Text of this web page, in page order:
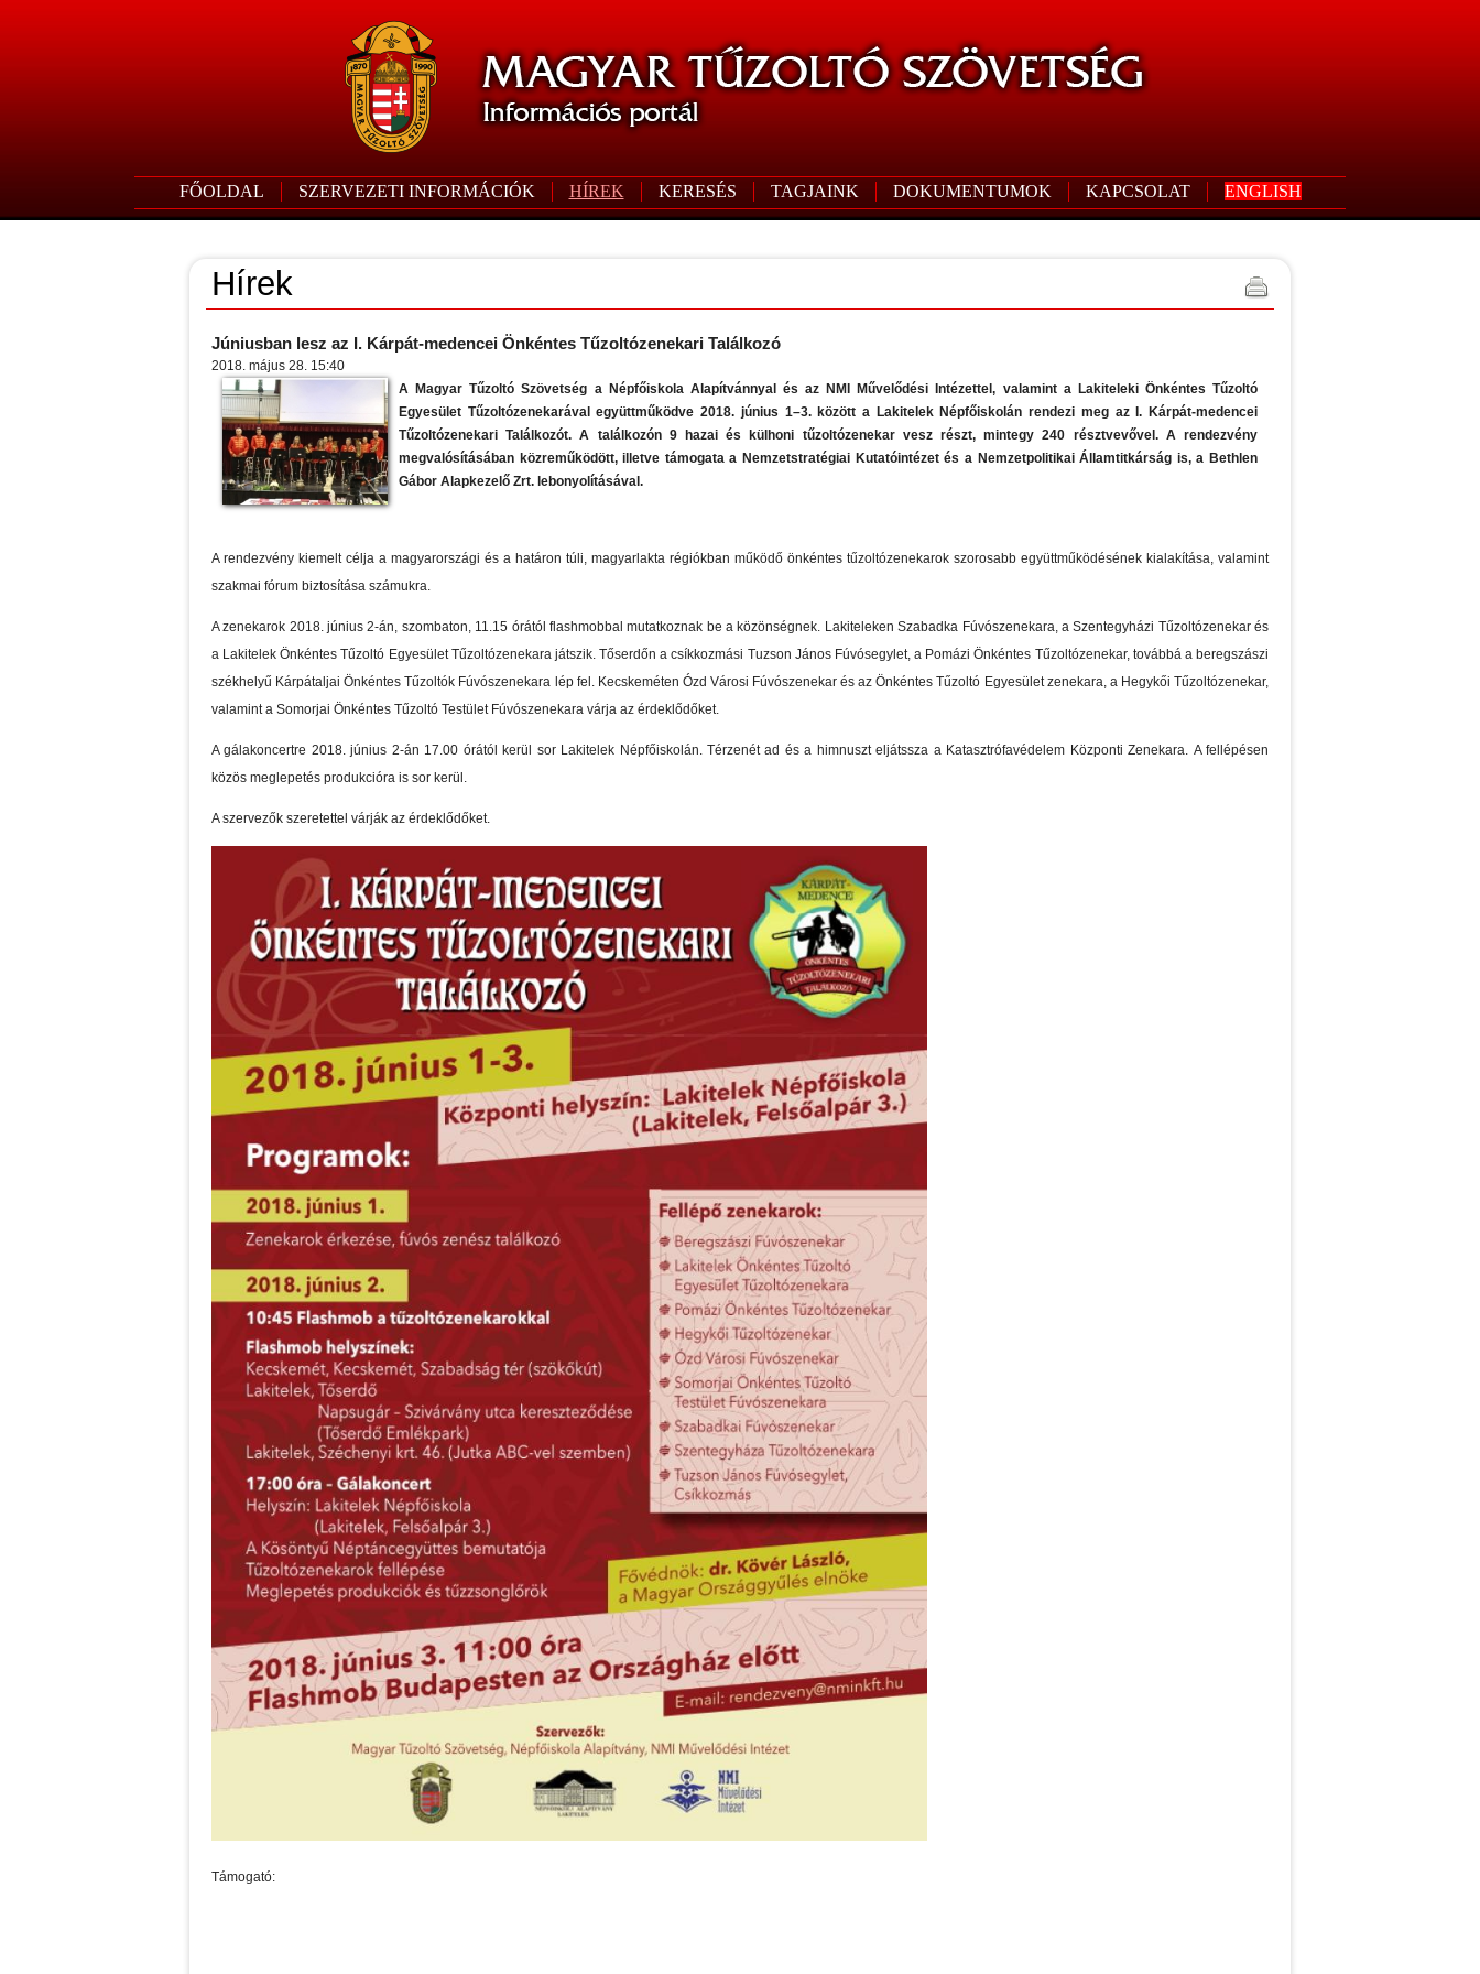
FŐOLDAL SZERVEZETI INFORMÁCIÓK HÍREK KERESÉS TAGJAINK DOKUMENTUMOK KAPCSOLAT ENGLISH
Hírek
Júniusban lesz az I. Kárpát-medencei Önkéntes Tűzoltózenekari Találkozó
2018. május 28. 15:40
A Magyar Tűzoltó Szövetség a Népfőiskola Alapítvánnyal és az NMI Művelődési Intézettel, valamint a Lakiteleki Önkéntes Tűzoltó
Egyesület Tűzoltózenekarával együttműködve 2018. június 1–3. között a Lakitelek Népfőiskolán rendezi meg az I. Kárpát-medencei
Tűzoltózenekari Találkozót. A találkozón 9 hazai és külhoni tűzoltózenekar vesz részt, mintegy 240 résztvevővel. A rendezvény
megvalósításában közreműködött, illetve támogata a Nemzetstratégiai Kutatóintézet és a Nemzetpolitikai Államtitkárság is, a Bethlen
Gábor Alapkezelő Zrt. lebonyolításával.
A rendezvény kiemelt célja a magyarországi és a határon túli, magyarlakta régiókban működő önkéntes tűzoltózenekarok szorosabb együttműködésének kialakítása, valamint
szakmai fórum biztosítása számukra.
A zenekarok 2018. június 2-án, szombaton, 11.15 órától flashmobbal mutatkoznak be a közönségnek. Lakiteleken Szabadka Fúvószenekara, a Szentegyházi Tűzoltózenekar és
a Lakitelek Önkéntes Tűzoltó Egyesület Tűzoltózenekara játszik. Tőserdőn a csíkkozmási Tuzson János Fúvósegylet, a Pomázi Önkéntes Tűzoltózenekar, továbbá a beregszászi
székhelyű Kárpátaljai Önkéntes Tűzoltók Fúvószenekara lép fel. Kecskeméten Ózd Városi Fúvószenekar és az Önkéntes Tűzoltó Egyesület zenekara, a Hegykői Tűzoltózenekar,
valamint a Somorjai Önkéntes Tűzoltó Testület Fúvószenekara várja az érdeklődőket.
A gálakoncertre 2018. június 2-án 17.00 órától kerül sor Lakitelek Népfőiskolán. Térzenét ad és a himnuszt eljátssza a Katasztrófavédelem Központi Zenekara. A fellépésen
közös meglepetés produkcióra is sor kerül.
A szervezők szeretettel várják az érdeklődőket.
Támogató: